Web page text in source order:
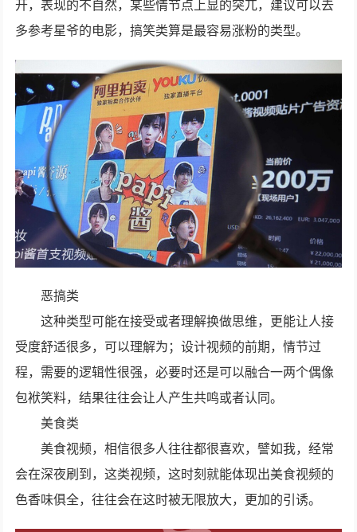
开，表现的不自然，某些情节点上显的突兀，建议可以去
多参考星爷的电影，搞笑类算是最容易涨粉的类型。
恶搞类
这种类型可能在接受或者理解换做思维，更能让人接
受度舒适很多，可以理解为；设计视频的前期，情节过
程，需要的逻辑性很强，必要时还是可以融合一两个偶像
包袱笑料，结果往往会让人产生共鸣或者认同。
美食类
美食视频，相信很多人往往都很喜欢，譬如我，经常
会在深夜刷到，这类视频，这时刻就能体现出美食视频的
色香味俱全，往往会在这时被无限放大，更加的引诱。